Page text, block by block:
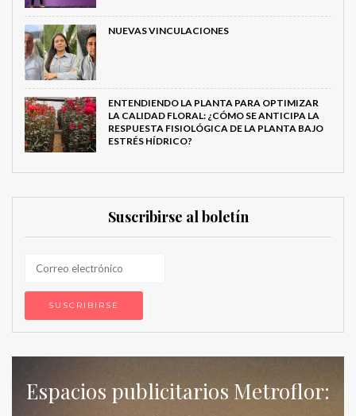
NUEVAS VINCULACIONES
ENTENDIENDO LA PLANTA PARA OPTIMIZAR
LA CALIDAD FLORAL: ¿CÓMO SE ANTICIPA LA
RESPUESTA FISIOLÓGICA DE LA PLANTA BAJO
ESTRÉS HÍDRICO?
Suscribirse al boletín
Espacios publicitarios Metroflor: